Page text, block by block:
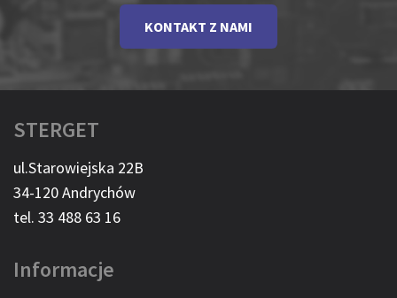
KONTAKT Z NAMI
STERGET
ul.Starowiejska 22B
34-120 Andrychów
tel. 33 488 63 16
Informacje